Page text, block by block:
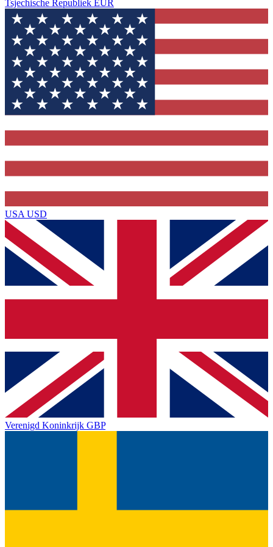
Tsjechische Republiek EUR
USA USD
Verenigd Koninkrijk GBP